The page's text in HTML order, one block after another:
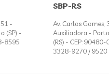
-
(SP) -
8595
SBP-RS
Av. Carlos Gomes,
Auxiliadora -
(RS) - CEP: 90480-
3328-9270 / 9520